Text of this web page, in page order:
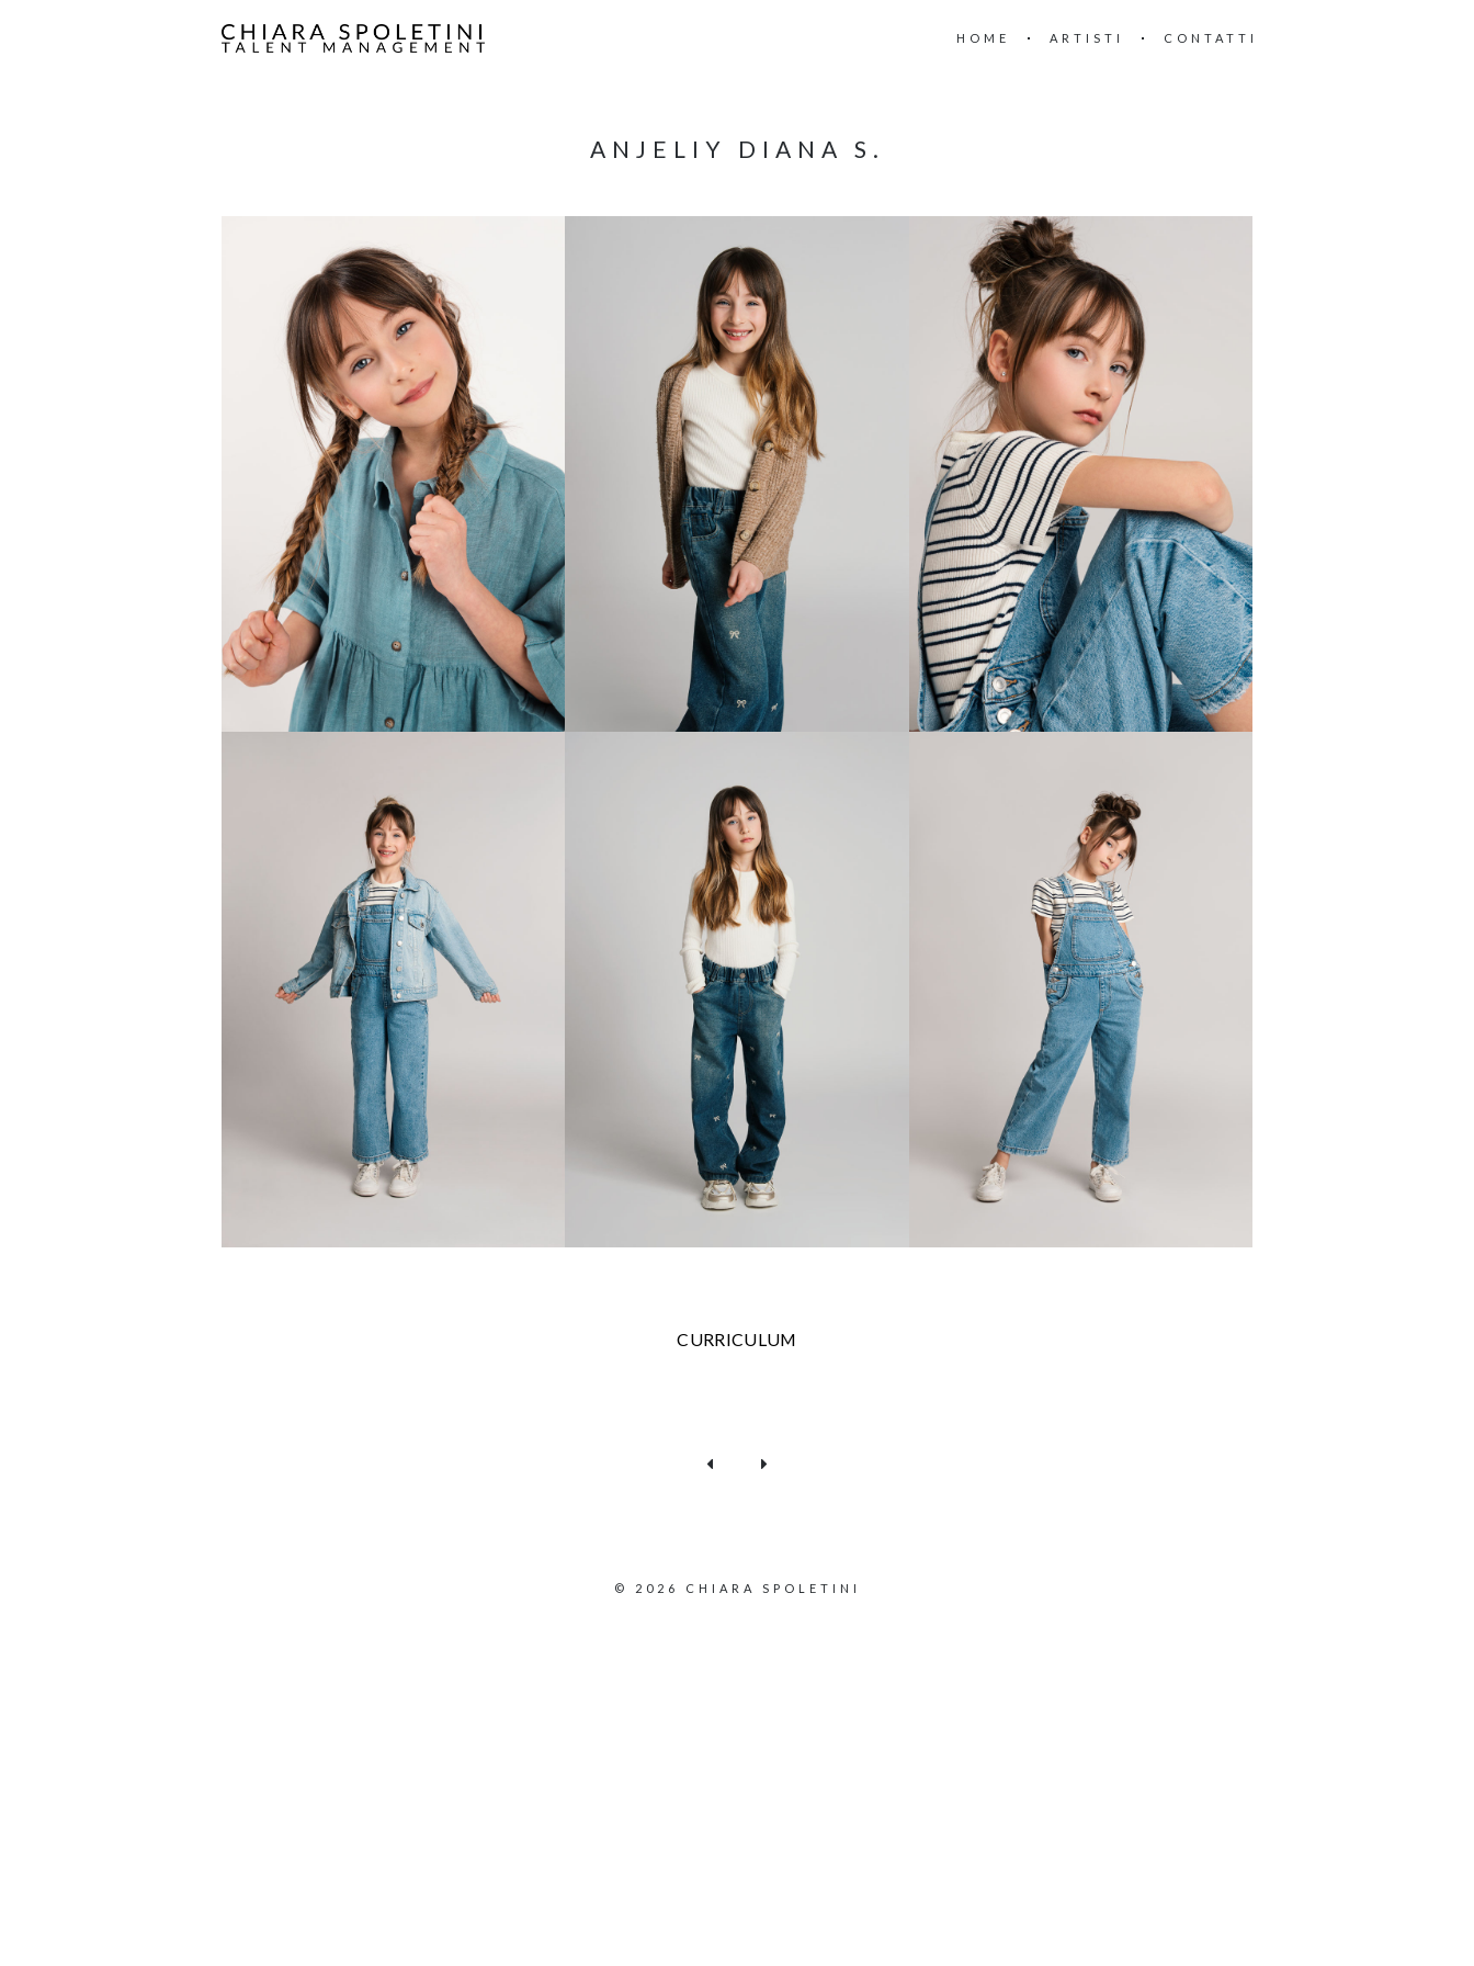
HOME ARTISTI CONTATTI
ANJELIY DIANA S.
CURRICULUM
© 2026 CHIARA SPOLETINI